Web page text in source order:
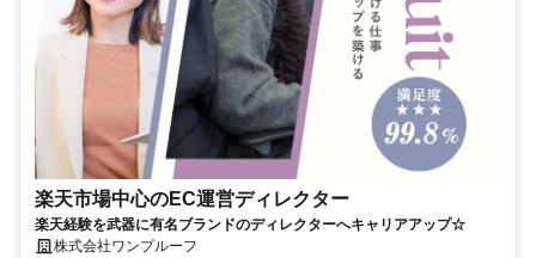
楽天市場中心のEC運営ディレクター
楽天経験を武器に有名ブランドのディレクターへキャリアアップ☆
株式会社ワンプルーフ